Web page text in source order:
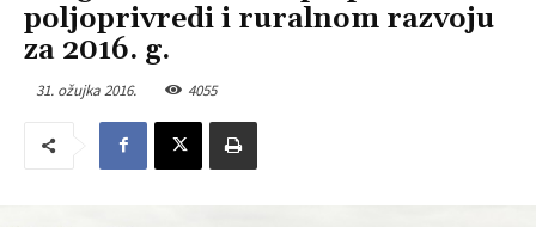
poljoprivredi i ruralnom razvoju
za 2016. g.
31. ožujka 2016. 4055